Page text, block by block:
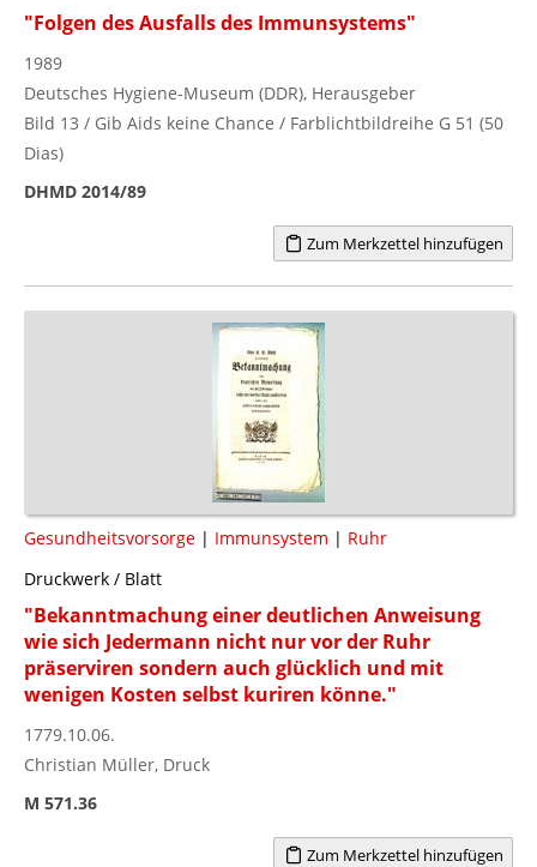
"Folgen des Ausfalls des Immunsystems"
1989
Deutsches Hygiene-Museum (DDR), Herausgeber
Bild 13 / Gib Aids keine Chance / Farblichtbildreihe G 51 (50
Dias)
DHMD 2014/89
Zum Merkzettel hinzufügen
Gesundheitsvorsorge | Immunsystem | Ruhr
Druckwerk / Blatt
"Bekanntmachung einer deutlichen Anweisung
wie sich Jedermann nicht nur vor der Ruhr
präserviren sondern auch glücklich und mit
wenigen Kosten selbst kuriren könne."
1779.10.06.
Christian Müller, Druck
M 571.36
Zum Merkzettel hinzufügen